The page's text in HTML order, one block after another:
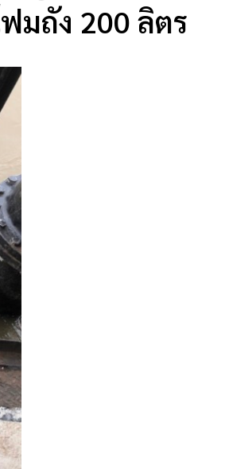
มถัง 200 ลิตร